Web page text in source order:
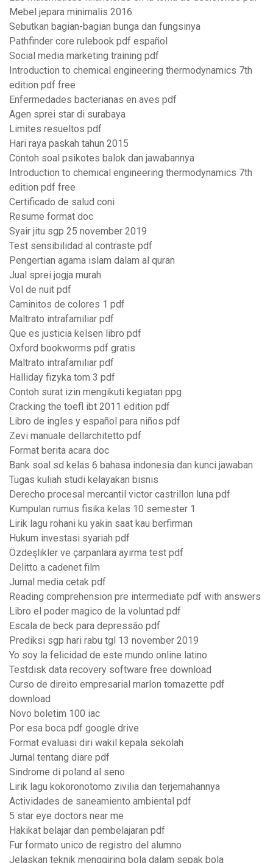
Mebel jepara minimalis 2016
Sebutkan bagian-bagian bunga dan fungsinya
Pathfinder core rulebook pdf español
Social media marketing training pdf
Introduction to chemical engineering thermodynamics 7th
edition pdf free
Enfermedades bacterianas en aves pdf
Agen sprei star di surabaya
Limites resueltos pdf
Hari raya paskah tahun 2015
Contoh soal psikotes balok dan jawabannya
Introduction to chemical engineering thermodynamics 7th
edition pdf free
Certificado de salud coni
Resume format doc
Syair jitu sgp 25 november 2019
Test sensibilidad al contraste pdf
Pengertian agama islam dalam al quran
Jual sprei jogja murah
Vol de nuit pdf
Caminitos de colores 1 pdf
Maltrato intrafamiliar pdf
Que es justicia kelsen libro pdf
Oxford bookworms pdf gratis
Maltrato intrafamiliar pdf
Halliday fizyka tom 3 pdf
Contoh surat izin mengikuti kegiatan ppg
Cracking the toefl ibt 2011 edition pdf
Libro de ingles y español para niños pdf
Zevi manuale dellarchitetto pdf
Format berita acara doc
Bank soal sd kelas 6 bahasa indonesia dan kunci jawaban
Tugas kuliah studi kelayakan bisnis
Derecho procesal mercantil victor castrillon luna pdf
Kumpulan rumus fisika kelas 10 semester 1
Lirik lagu rohani ku yakin saat kau berfirman
Hukum investasi syariah pdf
Özdeşlikler ve çarpanlara ayırma test pdf
Delitto a cadenet film
Jurnal media cetak pdf
Reading comprehension pre intermediate pdf with answers
Libro el poder magico de la voluntad pdf
Escala de beck para depressão pdf
Prediksi sgp hari rabu tgl 13 november 2019
Yo soy la felicidad de este mundo online latino
Testdisk data recovery software free download
Curso de direito empresarial marlon tomazette pdf
download
Novo boletim 100 iac
Por esa boca pdf google drive
Format evaluasi diri wakil kepala sekolah
Jurnal tentang diare pdf
Sindrome di poland al seno
Lirik lagu kokoronotomo zivilia dan terjemahannya
Actividades de saneamiento ambiental pdf
5 star eye doctors near me
Hakikat belajar dan pembelajaran pdf
Fur formato unico de registro del alumno
Jelaskan teknik menggiring bola dalam sepak bola